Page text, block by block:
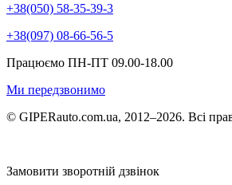
+38(050) 58-35-39-3
+38(097) 08-66-56-5
Працюємо ПН-ПТ 09.00-18.00
Ми передзвонимо
© GIPERauto.com.ua, 2012–2026. Всі
Замовити зворотній дзвінок